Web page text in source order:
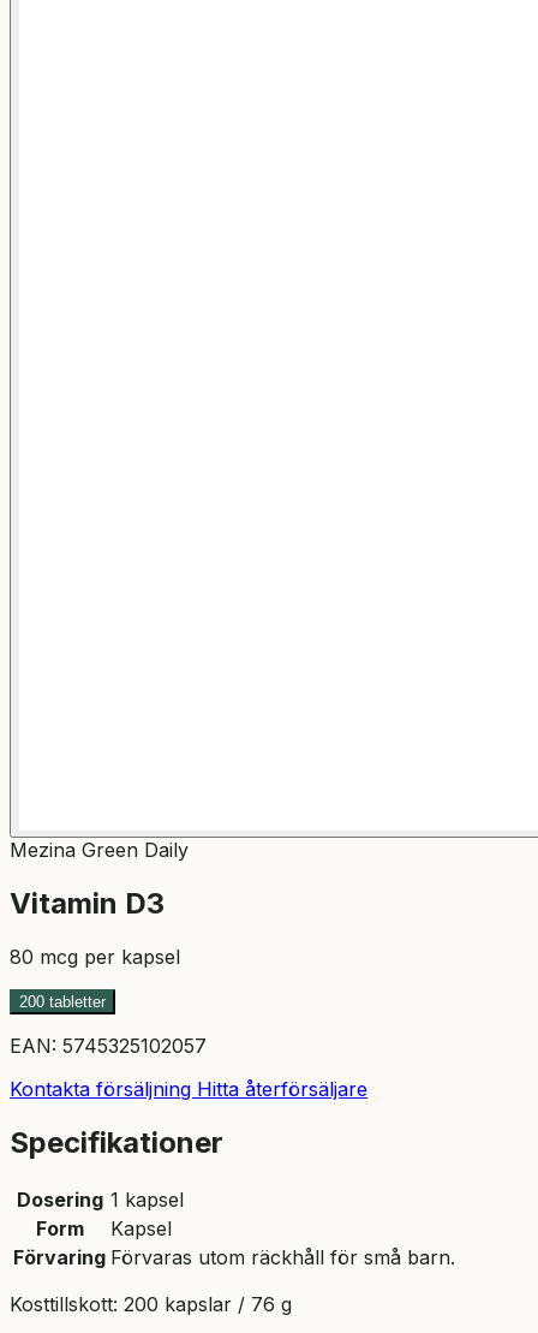
Mezina Green Daily
Vitamin D3
80 mcg per kapsel
200 tabletter
EAN: 5745325102057
Kontakta försäljning Hitta återförsäljare
Specifikationer
Dosering 1 kapsel
Form
Kapsel
Förvaring Förvaras utom räckhåll för små barn.
Kosttillskott: 200 kapslar / 76 g